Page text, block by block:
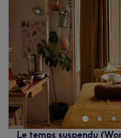
Mercredi
Jeudi
Vendredi
Samedi
Dimanche
Oxygenéa est un espace
bien-être des femmes.
détente, éclat de la peau et
approche experte et des
fabriqués en Belgique.
Le temps suspendu